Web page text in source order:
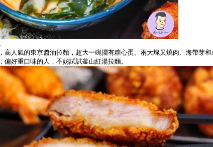
高人氣的東京醬油拉麵，超大一碗擺有糖心蛋、兩大塊叉燒肉、海帶芽
偏好重口味的人，不妨試試釜山紅湯拉麵。